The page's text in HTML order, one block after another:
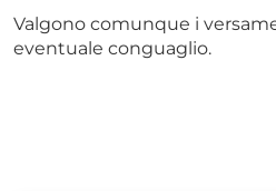
Valgono comunque i
eventuale conguaglio.